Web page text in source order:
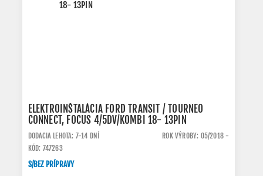
ELEKTROINŠTALÁCIA FORD TRANSIT / TOURNEO
CONNECT, FOCUS 4/5DV/KOMBI 18- 13PIN
DODACIA LEHOTA: 7-14 DNÍ
ROK VÝROBY: 05/2018 -
KÓD: 747263
S/BEZ PRÍPRAVY